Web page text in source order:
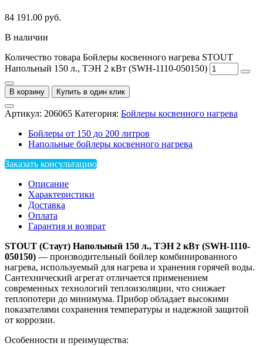
84 191.00 руб.
В наличии
Количество товара Бойлеры косвенного нагрева STOUT
Напольный 150 л., ТЭН 2 кВт (SWH-1110-050150)
В корзину Купить в один клик
Артикул: 206065 Категория: Бойлеры косвенного нагрева
Бойлеры от 150 до 200 литров
Напольные бойлеры косвенного нагрева
Заказать консультацию
Описание
Характеристики
Доставка
Оплата
Гарантия и возврат
STOUT (Стаут) Напольный 150 л., ТЭН 2 кВт (SWH-1110-
050150) — производительный бойлер комбинированного
нагрева, используемый для нагрева и хранения горячей воды.
Сантехнический агрегат отличается применением
современных технологий теплоизоляции, что снижает
теплопотери до минимума. Прибор обладает высокими
показателями сохранения температуры и надежной защитой
от коррозии.
Особенности и преимущества: